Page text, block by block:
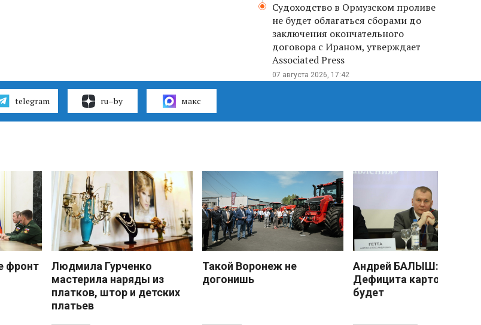
Судоходство в Ормузском проливе
не будет облагаться сборами до
заключения окончательного
договора с Ираном, утверждает
Associated Press
07 августа 2026, 17:42
telegram ru–by макс
фронт
Людмила Гурченко
мастерила наряды из
платков, штор и детских
платьев
Такой Воронеж не
догонишь
Андрей БАЛЫШ:
Дефицита картофеля не
будет